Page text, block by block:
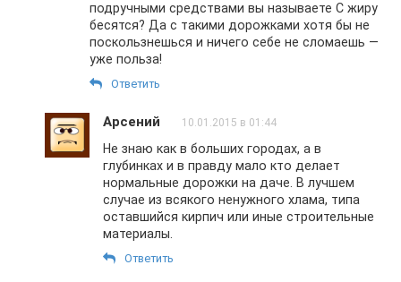
подручными средствами вы называете С жиру
бесятся? Да с такими дорожками хотя бы не
поскользнешься и ничего себе не сломаешь —
уже польза!
Ответить
Арсений 10.01.2015 в 01:44
Не знаю как в больших городах, а в
глубинках и в правду мало кто делает
нормальные дорожки на даче. В лучшем
случае из всякого ненужного хлама, типа
оставшийся кирпич или иные строительные
материалы.
Ответить